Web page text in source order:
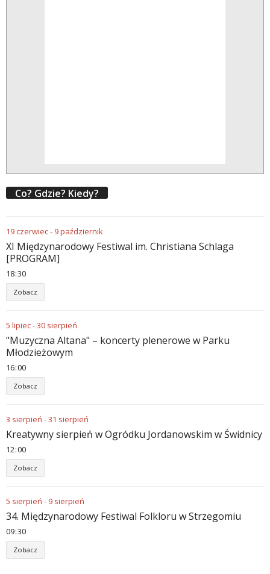
Co? Gdzie? Kiedy?
19czerwiec- 9październik
XI Międzynarodowy Festiwal im. Christiana Schlaga
[PROGRAM]
18 30
Zobacz
5 lipiec-30 sierpień
"Muzyczna Altana" – koncerty plenerowe w Parku
Młodzieżowym
16 00
Zobacz
3 sierpień -31 sierpień
Kreatywny sierpień w Ogródku Jordanowskim w Świdnicy
12 00
Zobacz
5 sierpień - 9 sierpień
34. Międzynarodowy Festiwal Folkloru w Strzegomiu
09 30
Zobacz